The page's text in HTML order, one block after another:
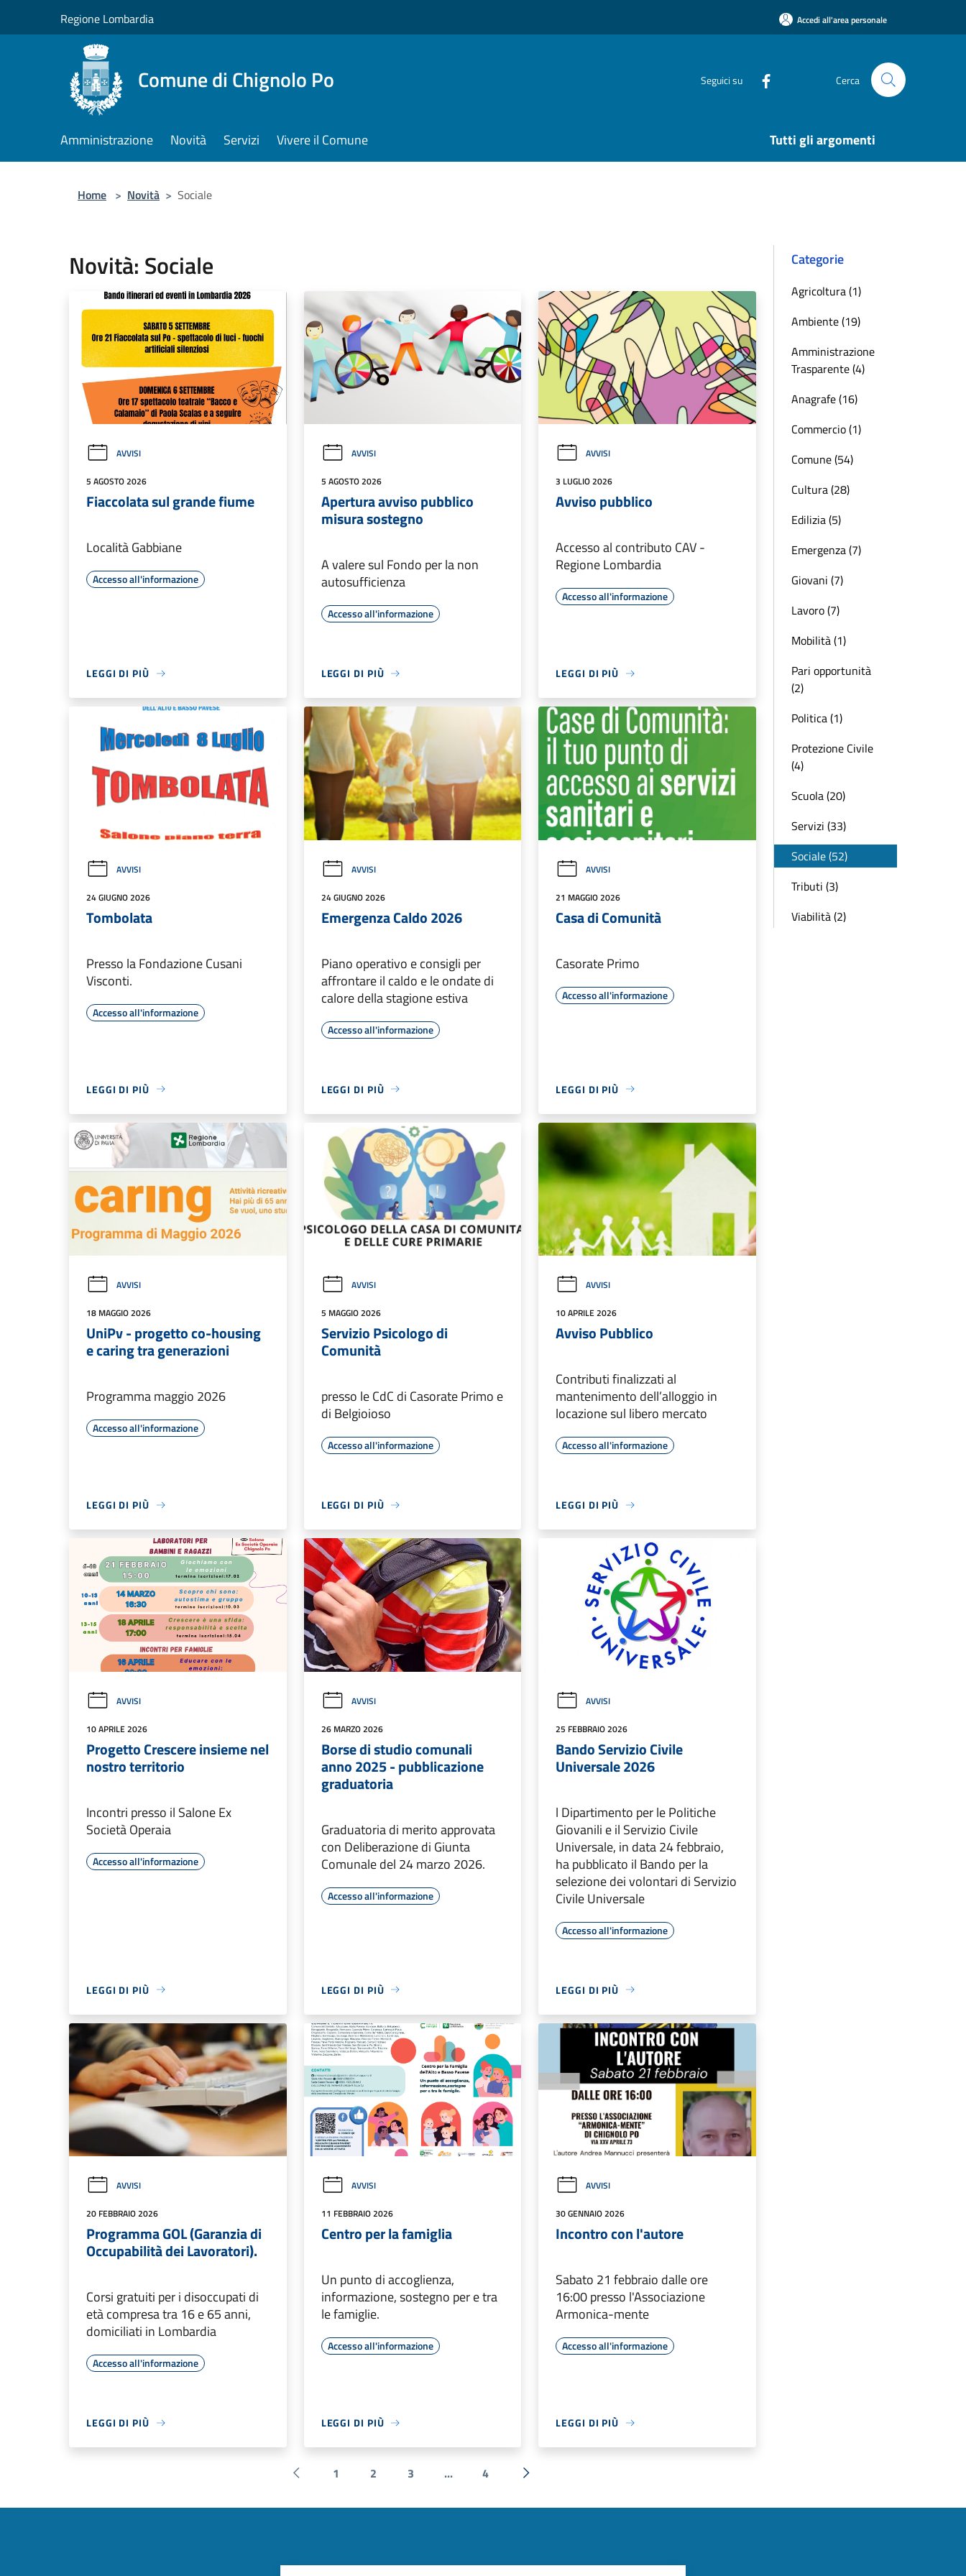
Regione Lombardia Accedi all'area personale
Comune di Chignolo Po Seguici su Cerca
Amministrazione Novità Servizi Vivere il Comune Tutti gli argomenti
Home > Novità > Sociale
Novità: Sociale
AVVISI
5 AGOSTO 2026
Fiaccolata sul grande fiume
Località Gabbiane
Accesso all'informazione
LEGGI DI PIÙ
AVVISI
5 AGOSTO 2026
Apertura avviso pubblico
misura sostegno
A valere sul Fondo per la non
autosufficienza
Accesso all'informazione
LEGGI DI PIÙ
AVVISI
3 LUGLIO 2026
Avviso pubblico
Accesso al contributo CAV -
Regione Lombardia
Accesso all'informazione
LEGGI DI PIÙ
AVVISI
24 GIUGNO 2026
Tombolata
Presso la Fondazione Cusani
Visconti.
Accesso all'informazione
LEGGI DI PIÙ
AVVISI
24 GIUGNO 2026
Emergenza Caldo 2026
Piano operativo e consigli per
affrontare il caldo e le ondate di
calore della stagione estiva
Accesso all'informazione
LEGGI DI PIÙ
AVVISI
21 MAGGIO 2026
Casa di Comunità
Casorate Primo
Accesso all'informazione
LEGGI DI PIÙ
AVVISI
18 MAGGIO 2026
UniPv - progetto co-housing
e caring tra generazioni
Programma maggio 2026
Accesso all'informazione
LEGGI DI PIÙ
AVVISI
5 MAGGIO 2026
Servizio Psicologo di
Comunità
presso le CdC di Casorate Primo e
di Belgioioso
Accesso all'informazione
LEGGI DI PIÙ
AVVISI
10 APRILE 2026
Avviso Pubblico
Contributi finalizzati al
mantenimento dell’alloggio in
locazione sul libero mercato
Accesso all'informazione
LEGGI DI PIÙ
AVVISI
10 APRILE 2026
Progetto Crescere insieme nel
nostro territorio
Incontri presso il Salone Ex
Società Operaia
Accesso all'informazione
LEGGI DI PIÙ
AVVISI
26 MARZO 2026
Borse di studio comunali
anno 2025 - pubblicazione
graduatoria
Graduatoria di merito approvata
con Deliberazione di Giunta
Comunale del 24 marzo 2026.
Accesso all'informazione
LEGGI DI PIÙ
AVVISI
25 FEBBRAIO 2026
Bando Servizio Civile
Universale 2026
l Dipartimento per le Politiche
Giovanili e il Servizio Civile
Universale, in data 24 febbraio,
ha pubblicato il Bando per la
selezione dei volontari di Servizio
Civile Universale
Accesso all'informazione
LEGGI DI PIÙ
AVVISI
20 FEBBRAIO 2026
Programma GOL (Garanzia di
Occupabilità dei Lavoratori).
Corsi gratuiti per i disoccupati di
età compresa tra 16 e 65 anni,
domiciliati in Lombardia
Accesso all'informazione
LEGGI DI PIÙ
AVVISI
11 FEBBRAIO 2026
Centro per la famiglia
Un punto di accoglienza,
informazione, sostegno per e tra
le famiglie.
Accesso all'informazione
LEGGI DI PIÙ
AVVISI
30 GENNAIO 2026
Incontro con l'autore
Sabato 21 febbraio dalle ore
16:00 presso l'Associazione
Armonica-mente
Accesso all'informazione
LEGGI DI PIÙ
Pagina precedente
1 2 3 ... 4
Successiva »
Categorie
Agricoltura (1)
Ambiente (19)
Amministrazione
Trasparente (4)
Anagrafe (16)
Commercio (1)
Comune (54)
Cultura (28)
Edilizia (5)
Emergenza (7)
Giovani (7)
Lavoro (7)
Mobilità (1)
Pari opportunità
(2)
Politica (1)
Protezione Civile
(4)
Scuola (20)
Servizi (33)
Sociale (52)
Tributi (3)
Viabilità (2)